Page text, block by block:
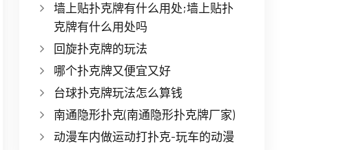
墙上贴扑克牌有什么用处;墙上贴扑
克牌有什么用处吗
回旋扑克牌的玩法
哪个扑克牌又便宜又好
台球扑克牌玩法怎么算钱
南通隐形扑克(南通隐形扑克牌厂家)
动漫车内做运动打扑克-玩车的动漫